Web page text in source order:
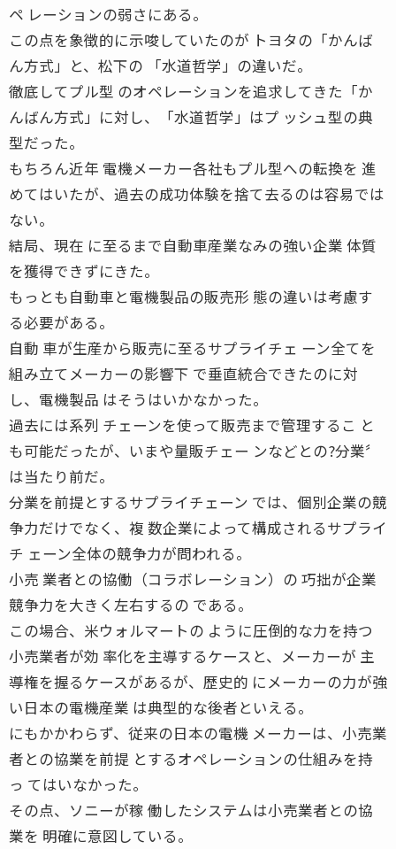
ペ レーションの弱さにある。
この点を象徴的に示唆していたのが トヨタの「かんば
ん方式」と、松下の 「水道哲学」の違いだ。
徹底してプル型 のオペレーションを追求してきた「か
んばん方式」に対し、「水道哲学」はプ ッシュ型の典
型だった。
もちろん近年 電機メーカー各社もプル型への転換を 進
めてはいたが、過去の成功体験を捨て去るのは容易では
ない。
結局、現在 に至るまで自動車産業なみの強い企業 体質
を獲得できずにきた。
もっとも自動車と電機製品の販売形 態の違いは考慮す
る必要がある。
自動 車が生産から販売に至るサプライチェ ーン全てを
組み立てメーカーの影響下 で垂直統合できたのに対
し、電機製品 はそうはいかなかった。
過去には系列 チェーンを使って販売まで管理するこ と
も可能だったが、いまや量販チェー ンなどとの?分業〞
は当たり前だ。
分業を前提とするサプライチェーン では、個別企業の競
争力だけでなく、複 数企業によって構成されるサプライ
チ ェーン全体の競争力が問われる。
小売 業者との協働（コラボレーション）の 巧拙が企業
競争力を大きく左右するの である。
この場合、米ウォルマートの ように圧倒的な力を持つ
小売業者が効 率化を主導するケースと、メーカーが 主
導権を握るケースがあるが、歴史的 にメーカーの力が強
い日本の電機産業 は典型的な後者といえる。
にもかかわらず、従来の日本の電機 メーカーは、小売業
者との協業を前提 とするオペレーションの仕組みを持
っ てはいなかった。
その点、ソニーが稼 働したシステムは小売業者との協
業を 明確に意図している。